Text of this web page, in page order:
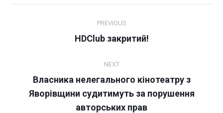
navigation
PREVIOUS
Previous
HDClub закритий!
NEXT
Next
post:
Власника нелегального кінотеатру з
Яворівщини судитимуть за порушення
авторських прав